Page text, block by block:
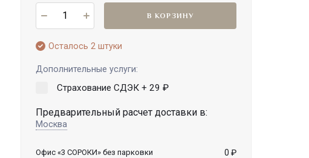
В КОРЗИНУ
Осталось 2 штуки
Дополнительные услуги:
Страхование СДЭК + 29 ₽
Предварительный расчет доставки в:
Москва
Офис «3 СОРОКИ» без парковки 0 ₽